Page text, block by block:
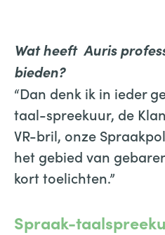
Wat heeft Auris
bieden?
“Dan denk ik in ieder
taal-spreekuur, de
VR-bril, onze
het gebied van
kort toelichten.”
Spraak-